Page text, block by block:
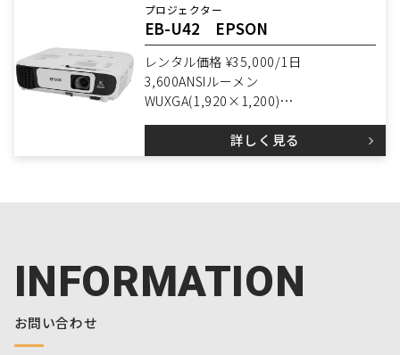
プロジェクター
EB-U42 EPSON
レンタル価格 ¥35,000/1日
3,600ANSIルーメン
WUXGA(1,920×1,200)
詳しく見る
INFORMATION
お問い合わせ